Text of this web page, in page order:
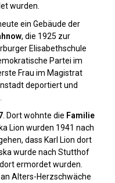
wurden.
ein Gebäude der
, die 1925 zur
Elisabethschule
Partei im
Frau im Magistrat
deportiert und
. Dort wohnte die Familie
Lion wurden 1941 nach
dass Karl Lion dort
wurde nach Stutthof
ermordet wurden.
Alters-Herzschwäche